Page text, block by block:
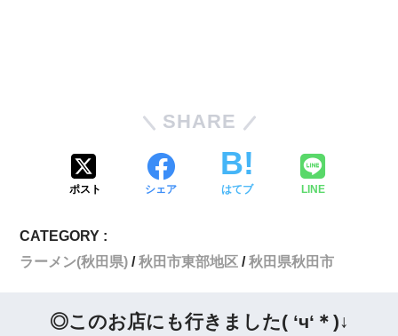
SHARE
ポスト シェア はてブ LINE
CATEGORY :
ラーメン(秋田県)
秋田市東部地区 秋田県秋田市
◎このお店にも行きました( ‘ч‘＊)↓